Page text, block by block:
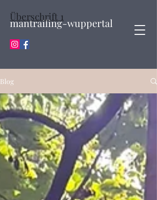
mantrailing-wuppertal
Überschrift 1
Blog